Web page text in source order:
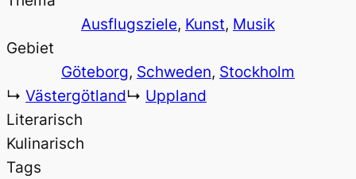
Ausflugsziele, Kunst, Musik
Gebiet
Göteborg, Schweden, Stockholm
↳ Västergötland↳ Uppland
Literarisch
Kulinarisch
Tags